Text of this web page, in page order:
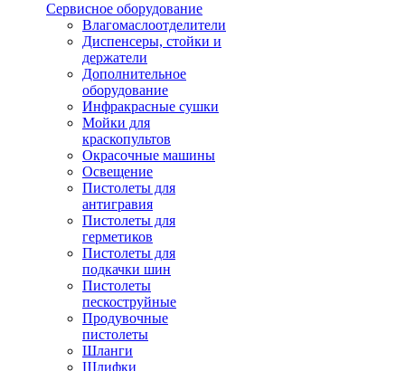
Сервисное оборудование
Влагомаслоотделители
Диспенсеры, стойки и
держатели
Дополнительное
оборудование
Инфракрасные сушки
Мойки для
краскопультов
Окрасочные машины
Освещение
Пистолеты для
антигравия
Пистолеты для
герметиков
Пистолеты для
подкачки шин
Пистолеты
пескоструйные
Продувочные
пистолеты
Шланги
Шлифки